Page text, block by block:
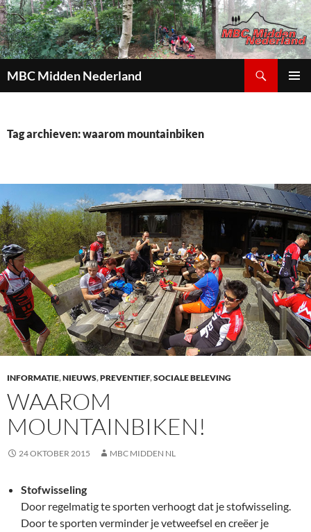
MBC Midden Nederland
INHOUD
Tag archieven: waarom mountainbiken
INFORMATIE,NIEUWS,PREVENTIEF,SOCIALE BELEVING
WAAROM
MOUNTAINBIKEN!
24 OKTOBER 2015 MBC MIDDEN NL
Stofwisseling
Door regelmatig te sporten verhoogt dat je stofwisseling.
Door te sporten verminder je vetweefsel en creëer je